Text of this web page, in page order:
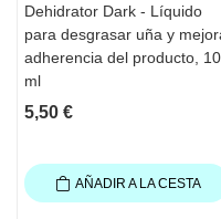
Dehidrator Dark - Líquido
para desgrasar uña y
adherencia del producto, 10
ml
5,50 €
AÑADIR A LA CESTA